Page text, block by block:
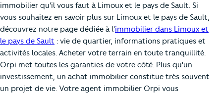
immobilier qu'il vous faut à Limoux et le pays de Sault. Si
vous souhaitez en savoir plus sur Limoux et le pays de Sault,
découvrez notre page dédiée à l'immobilier dans Limoux et
le pays de Sault : vie de quartier, informations pratiques et
activités locales. Acheter votre terrain en toute tranquillité.
Orpi met toutes les garanties de votre côté. Plus qu'un
investissement, un achat immobilier constitue très souvent
un projet de vie. Votre agent immobilier Orpi vous